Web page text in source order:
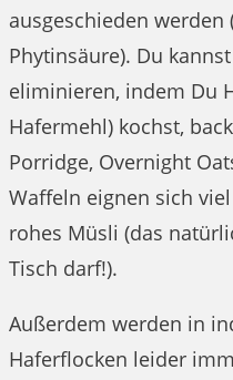
ausgeschieden
Phytinsäure). Du
eliminieren, indem Du
Hafermehl) kochst,
Porridge, Overnight
Waffeln eignen sich
rohes Müsli (das
Tisch darf!).
Außerdem werden in
Haferflocken leider